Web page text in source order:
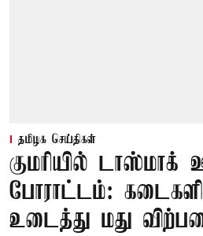
தமிழக செய்திகள்
குமரியில் டாஸ்மாக்
போராட்டம்:
உடைத்து மது